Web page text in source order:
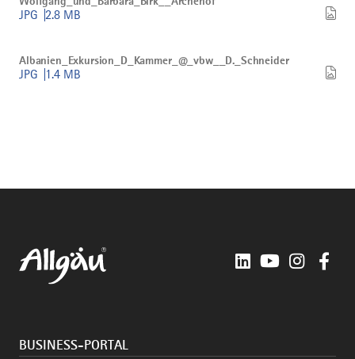
JPG 2.8 MB
herunterladen
Albanien_Exkursion_D_Kammer_@_vbw__D._Schneider
JPG
1.4 MB
herunterladen
LinkedInYouTube
BUSINESS-PORTAL